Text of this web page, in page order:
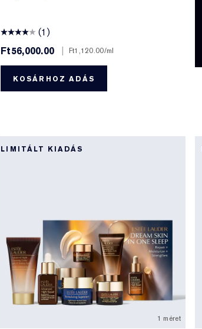
(1)
Ft56,000.00
Ft1,120.00/ml
KOSÁRHOZ ADÁS
LIMITÁLT KIADÁS
1 méret